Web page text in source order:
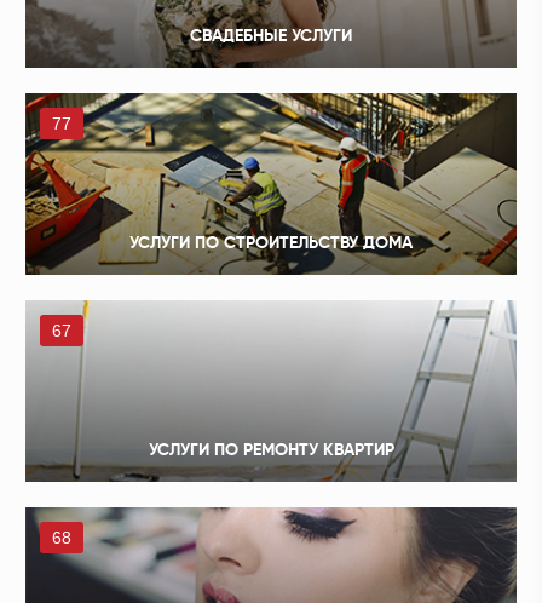
СВАДЕБНЫЕ УСЛУГИ
77
УСЛУГИ ПО СТРОИТЕЛЬСТВУ ДОМА
67
УСЛУГИ ПО РЕМОНТУ КВАРТИР
68